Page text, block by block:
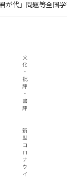
が代」問題等全国
文
化
・
批
評
・
書
評
新
型
コ
ロ
ナ
ウ
イ